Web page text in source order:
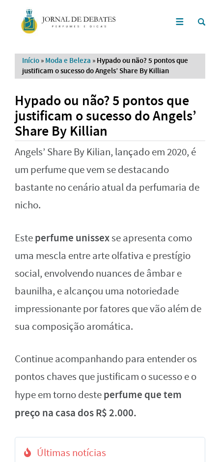
Início » Moda e Beleza » Hypado ou não? 5 pontos que
justificam o sucesso do Angels’ Share By Killian
Hypado ou não? 5 pontos que
justificam o sucesso do Angels’
Share By Killian
Angels’ Share By Kilian, lançado em 2020, é
um perfume que vem se destacando
bastante no cenário atual da perfumaria de
nicho.
Esteperfume unissexse apresenta como
uma mescla entre arte olfativa e prestígio
social, envolvendo nuances de âmbar e
baunilha, e alcançou uma notoriedade
impressionante por fatores que vão além de
sua composição aromática.
Continue acompanhando para entender os
pontos chaves que justificam o sucesso e o
hype em torno desteperfume que tem
preço na casa dos R$ 2.000.
Últimas notícias